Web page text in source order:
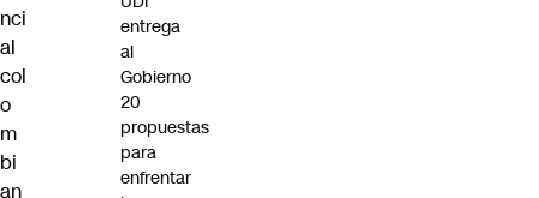
nci
al
col
o
m
bi
an
entrega
al
Gobierno
20
propuestas
para
enfrentar